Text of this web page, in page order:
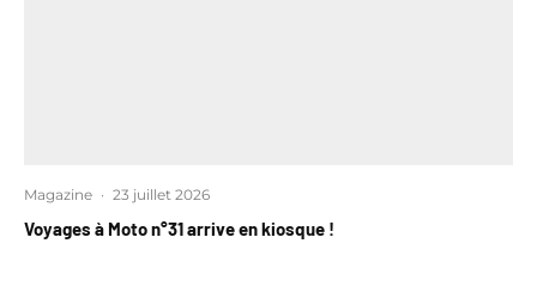
Magazine · 23 juillet 2026
Voyages à Moto n°31 arrive en kiosque !